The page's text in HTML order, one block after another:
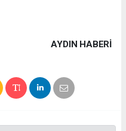
AYDIN HABERİ